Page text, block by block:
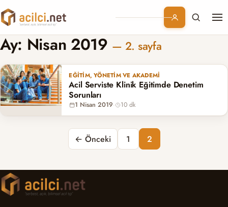
Branşlar
Konular
Kurumsal
Ay: Nisan 2019 — 2. sayfa
EĞITIM, YÖNETIM VE AKADEMI
Acil Serviste Klinik Eğitimde Denetim
Sorunları
1 Nisan 2019· 10 dk
Yazı sayfalaması← Önceki 1 2